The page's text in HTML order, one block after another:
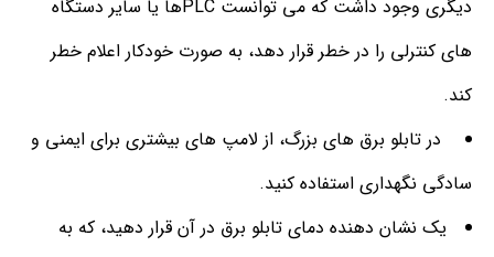
دیگری وجود داشت که می توانست PLCها یا سایر دستگاه
های کنترلی را در خطر قرار دهد، به صورت خودکار اعلام خطر
کند.
در تابلو برق های بزرگ، از لامپ های بیشتری برای ایمنی و
سادگی نگهداری استفاده کنید.
یک نشان دهنده دمای تابلو برق در آن قرار دهید، که به